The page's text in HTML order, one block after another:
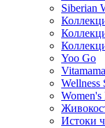
Siberian
Yoo Go
Vitamama
Wellness
Women's
Истоки